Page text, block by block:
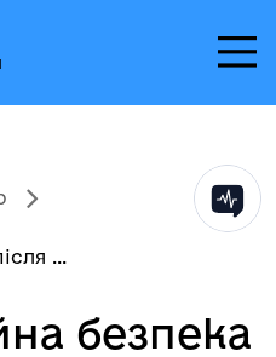
...
безпека